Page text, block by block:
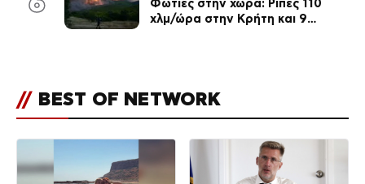
Φωτιές στην χώρα: Ριπές 110
χλμ/ώρα στην Κρήτη και 9
// BEST OF NETWORK